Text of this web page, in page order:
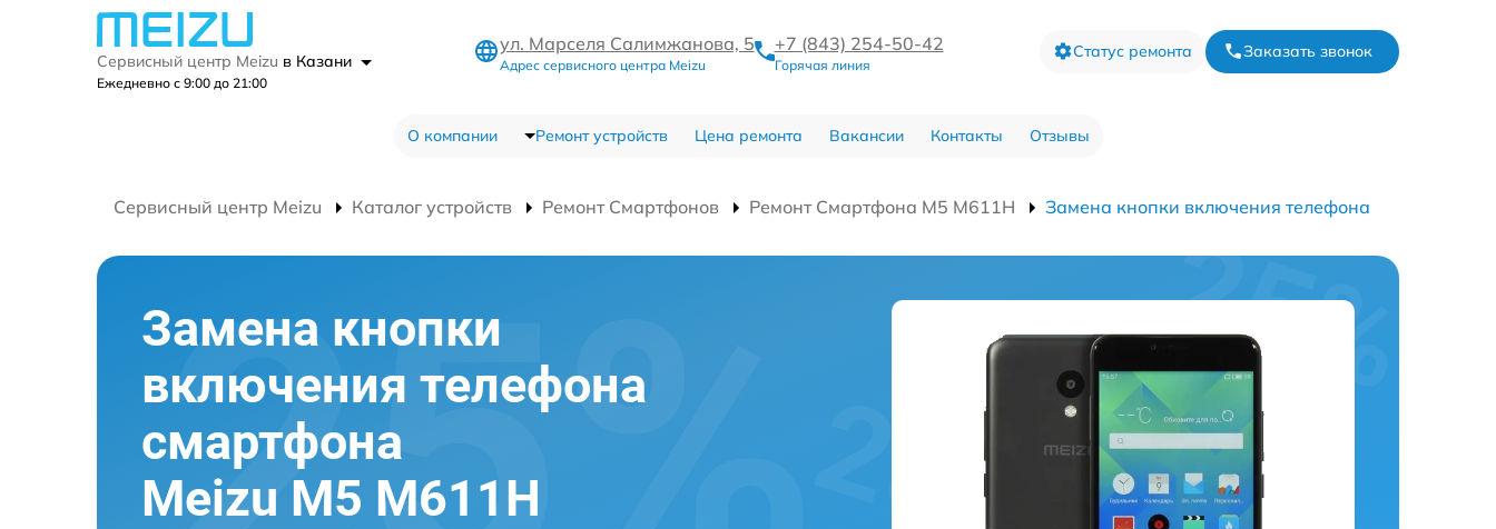
Сервисный центр Meizu в Казани
Ежедневно с 9:00 до 21:00
ул. Марселя Салимжанова, 5
Адрес сервисного центра Meizu
+7 (843) 254-50-42
Горячая линия
Статус ремонта Заказать звонок
О компании Ремонт устройств Цена ремонта Вакансии Контакты Отзывы
Сервисный центр Meizu Каталог устройств Ремонт Смартфонов Ремонт Смартфона M5 M611H Замена кнопки включения телефона
Замена кнопки
включения телефона
смартфона
Meizu M5 M611H